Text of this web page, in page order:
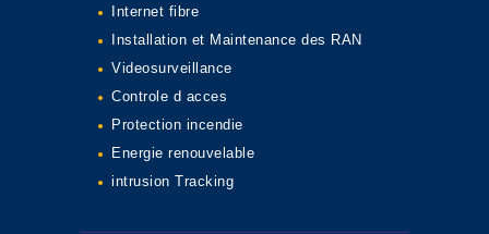
Internet fibre
Installation et Maintenance des RAN
Videosurveillance
Controle d acces
Protection incendie
Energie renouvelable
intrusion Tracking